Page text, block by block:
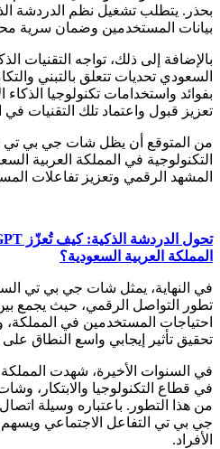
بحذر. يتطلب تشغيل نظم الدردشة
بيانات المستخدمين وضمان سرية
بالإضافة إلى ذلك، تواجه التقنيات
السعودي تحديات تتعلق بالتبني
بفوائد واستخدامات تكنولوجيا
تعزيز قبول واعتماد تلك التقنيات في
من المتوقع أن يظل شات جي بي
التكنولوجية في المملكة العربية
المشهد الرقمي وتعزيز تفاعلات
المملكة العربية السعودية؟
في النهاية، يمثل شات جي بي تي
تطور التواصل الرقمي، حيث يجمع بين
احتياجات المستخدمين في
تحقيق تأثير إيجابي واسع النطاق على
في السنوات الأخيرة، شهدت
في قطاع التكنولوجيا والابتكار،
من هذا التطور. باعتباره وسيلة
جي بي تي التفاعل الاجتماعي
الأفراد.